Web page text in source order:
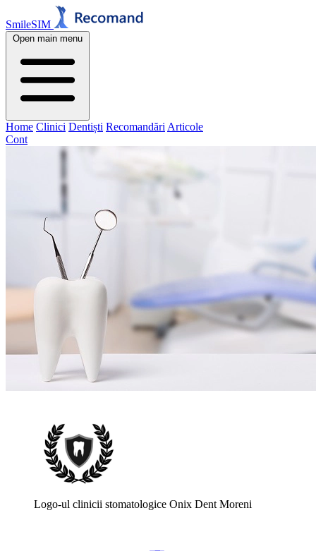
SmileSIM
Open main menu
Home Clinici Dentiști Recomandări Articole
Cont
Logo-ul clinicii stomatologice Onix Dent Moreni